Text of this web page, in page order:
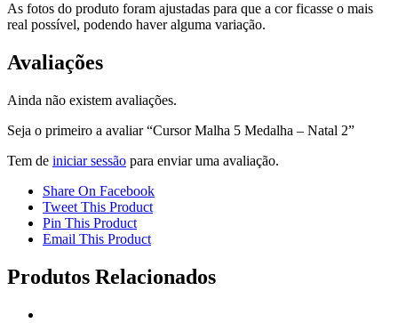
As fotos do produto foram ajustadas para que a cor ficasse o mais
real possível, podendo haver alguma variação.
Avaliações
Ainda não existem avaliações.
Seja o primeiro a avaliar “Cursor Malha 5 Medalha – Natal 2”
Tem de iniciar sessão para enviar uma avaliação.
Share On Facebook
Tweet This Product
Pin This Product
Email This Product
Produtos Relacionados